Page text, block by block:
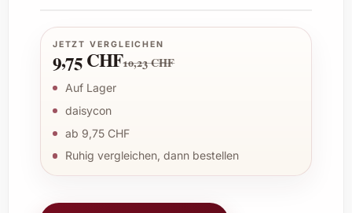
JETZT VERGLEICHEN
9,75 CHF10,23 CHF
Auf Lager
daisycon
ab 9,75 CHF
Ruhig vergleichen, dann bestellen